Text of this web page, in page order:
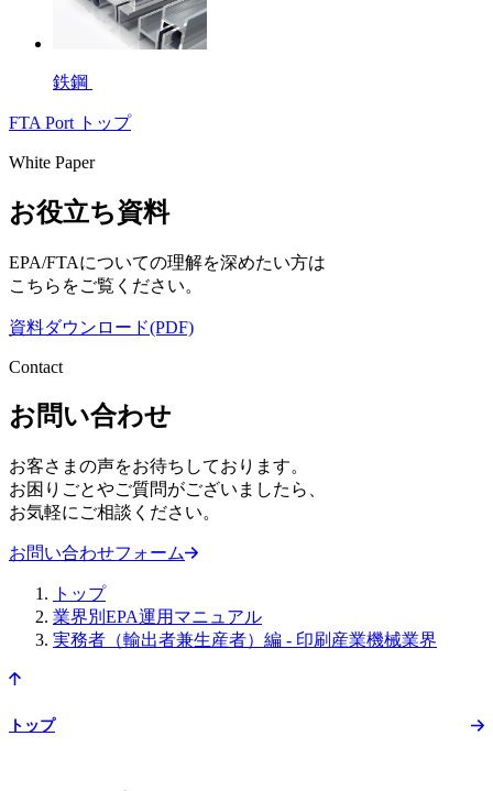
鉄鋼
FTA Port トップ
White Paper
お役立ち資料
EPA/FTAについての理解を深めたい方は
こちらをご覧ください。
資料ダウンロード(PDF)
Contact
お問い合わせ
お客さまの声をお待ちしております。
お困りごとやご質問がございましたら、
お気軽にご相談ください。
お問い合わせフォーム
トップ
業界別EPA運用マニュアル
実務者（輸出者兼生産者）編 - 印刷産業機械業界
トップ